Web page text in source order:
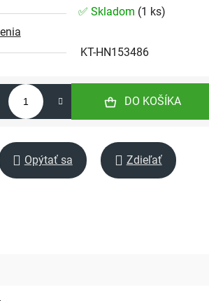
✅ Skladom (1 ks)
KT-HN153486
DO KOŠÍKA
Opýtať sa Zdieľať